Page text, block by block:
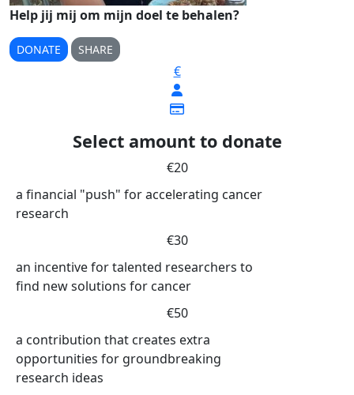
Help jij mij om mijn doel te behalen?
DONATE SHARE
€
Select amount to donate
€20
a financial "push" for accelerating cancer
research
€30
an incentive for talented researchers to
find new solutions for cancer
€50
a contribution that creates extra
opportunities for groundbreaking
research ideas